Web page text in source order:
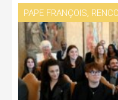
PAPE FRANÇOIS,